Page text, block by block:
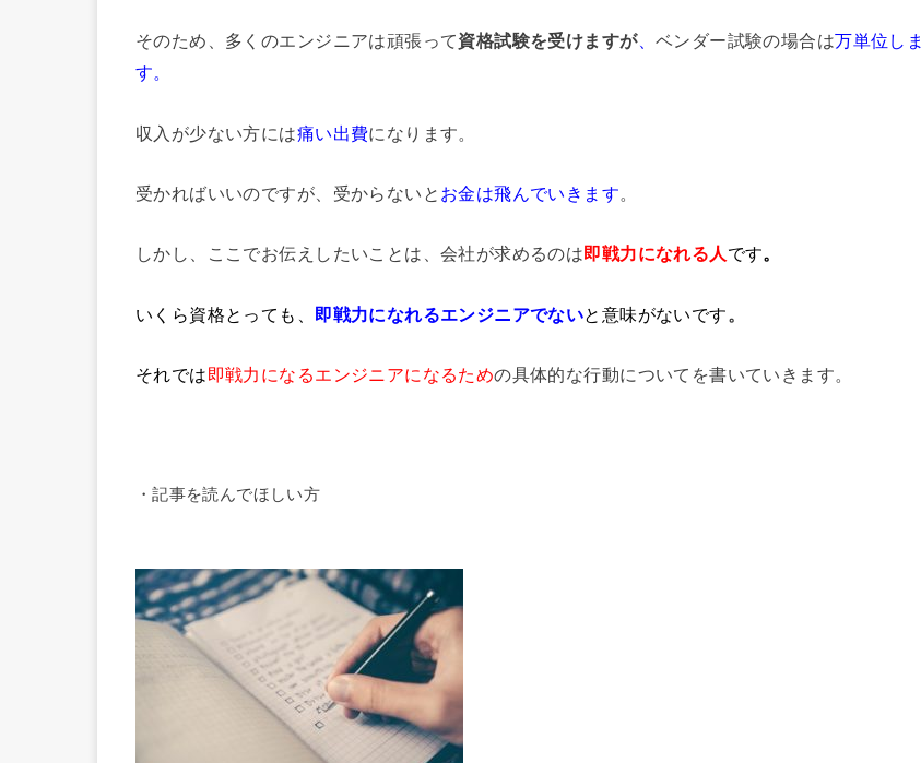
そのため、多くのエンジニアは頑張って資格試験を受けますが、 ベンダー試験の場合は万単位しま
す。
収入が少ない方には痛い出費になります。
受かればいいのですが、受からないと お金は飛んでいきます。
しかし、ここでお伝えしたいことは、会社が求めるのは即戦力になれる人 です。
いくら資格とっても、 即戦力になれるエンジニアでないと意味がないです。
それでは即戦力になるエンジニアになるための具体的な行動についてを書いていきます。
・記事を読んでほしい方